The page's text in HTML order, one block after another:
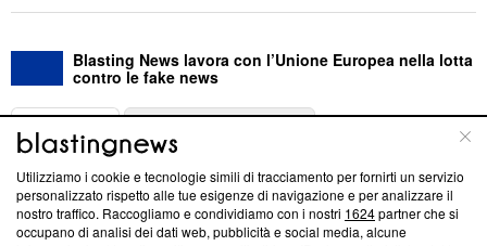
Blasting News lavora con l’Unione Europea nella lotta
contro le fake news
ABOUT
Questa sezione offre informazioni trasparenti su Blasting
News, sui nostri processi editoriali e su come ci impegniamo a
creare news di qualità. Inoltre, afferma la nostra aderenza a
Utilizziamo i cookie e tecnologie simili di tracciamento per fornirti un servizio
personalizzato rispetto alle tue esigenze di navigazione e per analizzare il
nostro traffico. Raccogliamo e condividiamo con i nostri 1624partner che si
occupano di analisi dei dati web, pubblicità e social media, alcune